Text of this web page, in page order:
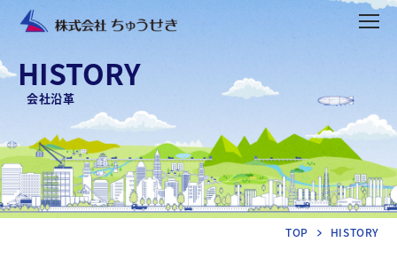
HISTORY
会社沿革
TOP HISTORY